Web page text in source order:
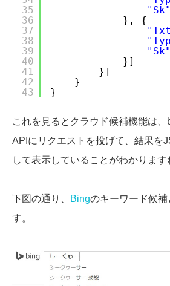
35
36
37
38
39
40
41
42
43
"Sk"
}, {
"Sk"
}]
}]
}
}
これを見るとクラウド候補機能は
APIにリクエストを投げて、結果を
して表示していることがわかります
下図の通り、 Bingのキーワード候補
す。